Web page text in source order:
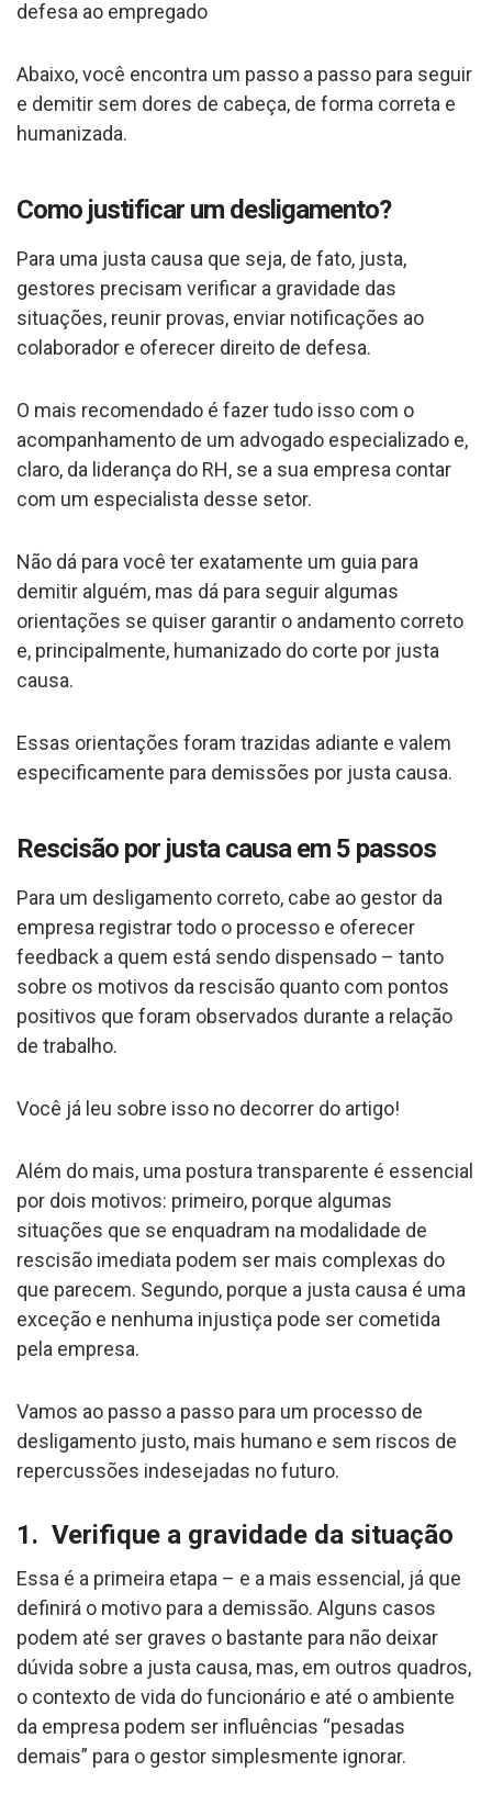
defesa ao empregado
Abaixo, você encontra um passo a passo para seguir
e demitir sem dores de cabeça, de forma correta e
humanizada.
Como justificar um desligamento?
Para uma justa causa que seja, de fato, justa,
gestores precisam verificar a gravidade das
situações, reunir provas, enviar notificações ao
colaborador e oferecer direito de defesa.
O mais recomendado é fazer tudo isso com o
acompanhamento de um advogado especializado e,
claro, da liderança do RH, se a sua empresa contar
com um especialista desse setor.
Não dá para você ter exatamente um guia para
demitir alguém, mas dá para seguir algumas
orientações se quiser garantir o andamento correto
e, principalmente, humanizado do corte por justa
causa.
Essas orientações foram trazidas adiante e valem
especificamente para demissões por justa causa.
Rescisão por justa causa em 5 passos
Para um desligamento correto, cabe ao gestor da
empresa registrar todo o processo e oferecer
feedback a quem está sendo dispensado – tanto
sobre os motivos da rescisão quanto com pontos
positivos que foram observados durante a relação
de trabalho.
Você já leu sobre isso no decorrer do artigo!
Além do mais, uma postura transparente é essencial
por dois motivos: primeiro, porque algumas
situações que se enquadram na modalidade de
rescisão imediata podem ser mais complexas do
que parecem. Segundo, porque a justa causa é uma
exceção e nenhuma injustiça pode ser cometida
pela empresa.
Vamos ao passo a passo para um processo de
desligamento justo, mais humano e sem riscos de
repercussões indesejadas no futuro.
1. Verifique a gravidade da situação
Essa é a primeira etapa – e a mais essencial, já que
definirá o motivo para a demissão. Alguns casos
podem até ser graves o bastante para não deixar
dúvida sobre a justa causa, mas, em outros quadros,
o contexto de vida do funcionário e até o ambiente
da empresa podem ser influências “pesadas
demais” para o gestor simplesmente ignorar.